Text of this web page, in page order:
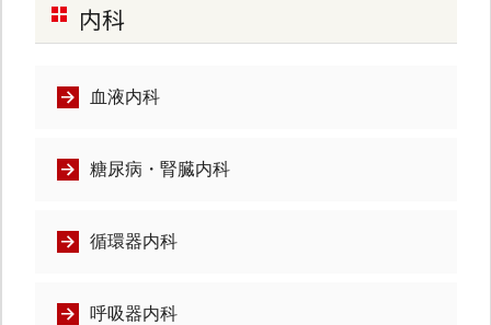
内科
血液内科
糖尿病・腎臓内科
循環器内科
呼吸器内科